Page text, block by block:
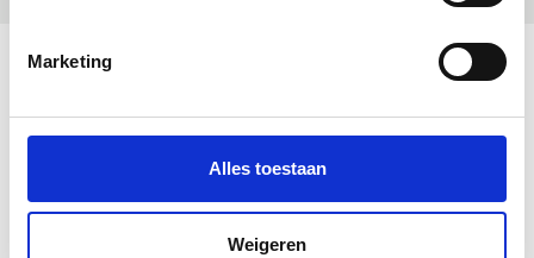
Marketing
Alles toestaan
Weigeren